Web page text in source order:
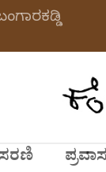
ಸರಣಿ ಪ್ರವಾಸ